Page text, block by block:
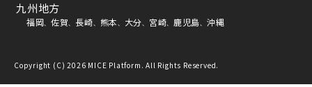
九州地方
福岡、 佐賀、 長崎、 熊本、 大分、 宮崎、 鹿児島、 沖縄
Copyright (C) 2026 MICE Platform. All Rights Reserved.